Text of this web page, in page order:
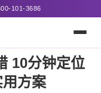
3686
10分钟定位
方案